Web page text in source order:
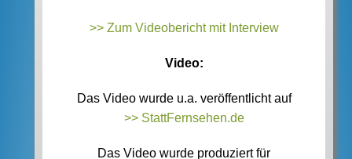
>> Zum Videobericht mit Interview
Video:
Das Video wurde u.a. veröffentlicht auf
>> StattFernsehen.de
Das Video wurde produziert für